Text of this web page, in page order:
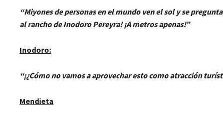
“Miyones de personas en el mundo ven el sol y se
al rancho de Inodoro Pereyra! ¡A metros apenas!”
Inodoro:
“¡¿Cómo no vamos a aprovechar esto como atracción
Mendieta